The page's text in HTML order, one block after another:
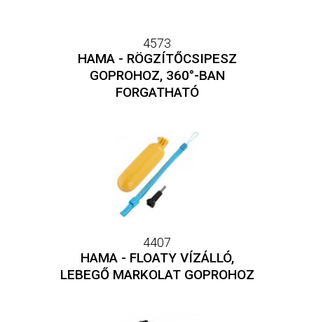
4573
HAMA - RÖGZÍTŐCSIPESZ
GOPROHOZ, 360°-BAN
FORGATHATÓ
4407
HAMA - FLOATY VÍZÁLLÓ,
LEBEGŐ MARKOLAT GOPROHOZ